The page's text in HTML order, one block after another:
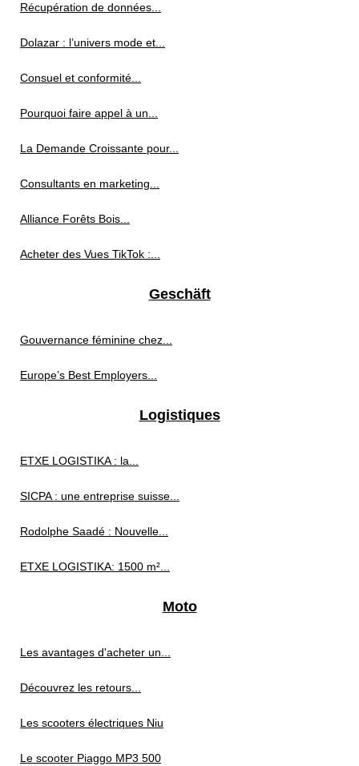
Récupération de données...
Dolazar : l’univers mode et...
Consuel et conformité...
Pourquoi faire appel à un...
La Demande Croissante pour...
Consultants en marketing...
Alliance Forêts Bois...
Acheter des Vues TikTok :...
Geschäft
Gouvernance féminine chez...
Europe’s Best Employers...
Logistiques
ETXE LOGISTIKA : la...
SICPA : une entreprise suisse...
Rodolphe Saadé : Nouvelle...
ETXE LOGISTIKA: 1500 m²...
Moto
Les avantages d'acheter un...
Découvrez les retours...
Les scooters électriques Niu
Le scooter Piaggo MP3 500